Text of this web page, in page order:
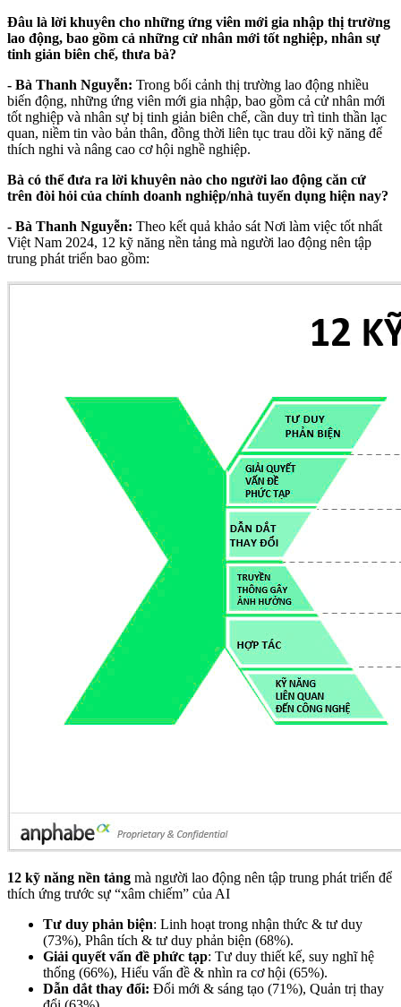
Đâu là lời khuyên cho những ứng viên mới gia nhập thị trường
lao động, bao gồm cả những cử nhân mới tốt nghiệp, nhân sự
tinh giản biên chế, thưa bà?
- Bà Thanh Nguyễn: Trong bối cảnh thị trường lao động nhiều
biến động, những ứng viên mới gia nhập, bao gồm cả cử nhân mới
tốt nghiệp và nhân sự bị tinh giản biên chế, cần duy trì tinh thần lạc
quan, niềm tin vào bản thân, đồng thời liên tục trau dồi kỹ năng để
thích nghi và nâng cao cơ hội nghề nghiệp.
Bà có thể đưa ra lời khuyên nào cho người lao động căn cứ
trên đòi hỏi của chính doanh nghiệp/nhà tuyển dụng hiện nay?
- Bà Thanh Nguyễn: Theo kết quả khảo sát Nơi làm việc tốt nhất
Việt Nam 2024, 12 kỹ năng nền tảng mà người lao động nên tập
trung phát triển bao gồm:
12 kỹ năng nền tảng mà người lao động nên tập trung phát triển để
thích ứng trước sự “xâm chiếm” của AI
Tư duy phản biện: Linh hoạt trong nhận thức & tư duy
(73%), Phân tích & tư duy phản biện (68%).
Giải quyết vấn đề phức tạp: Tư duy thiết kế, suy nghĩ hệ
thống (66%), Hiểu vấn đề & nhìn ra cơ hội (65%).
Dẫn dắt thay đổi: Đổi mới & sáng tạo (71%), Quản trị thay